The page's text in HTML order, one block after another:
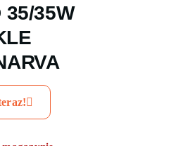
35/35W